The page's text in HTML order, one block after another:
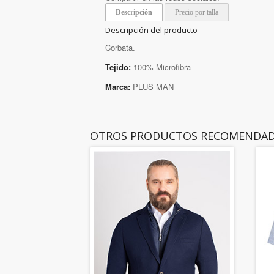
Descripción Precio por talla
Descripción del producto
Corbata.
Tejido: 100% Microfibra
Marca: PLUS MAN
OTROS PRODUCTOS